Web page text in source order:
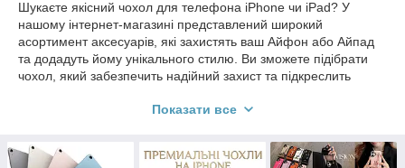
Шукаєте якісний чохол для телефона iPhone чи iPad? У
нашому інтернет-магазині представлений широкий
асортимент аксесуарів, які захистять ваш Айфон або Айпад
та додадуть йому унікального стилю. Ви зможете підібрати
чохол, який забезпечить надійний захист та підкреслить
Для тих, хто цінує елегантність та довговічність, шкіряні чохли
тільки надають пристроям преміального вигляду, але й
Показати все